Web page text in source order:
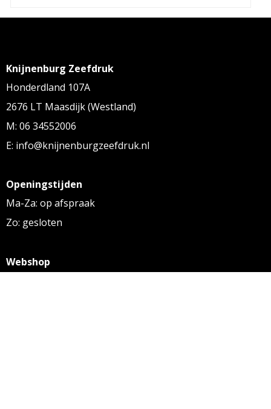
Knijnenburg Zeefdruk
Honderdland 107A
2676 LT Maasdijk (Westland)
M: 06 34552006
E: info@knijnenburgzeefdruk.nl
Openingstijden
Ma-Za: op afspraak
Zo: gesloten
Webshop